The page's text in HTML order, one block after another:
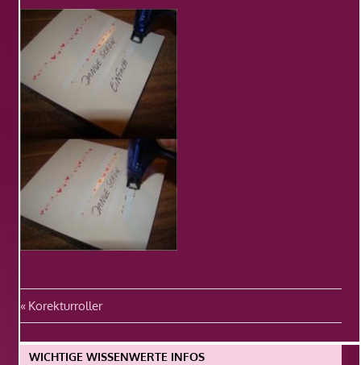
Beitragsnavigation
Vorheriger
Beitrag:
Korekturroller
WICHTIGE WISSENWERTE INFOS